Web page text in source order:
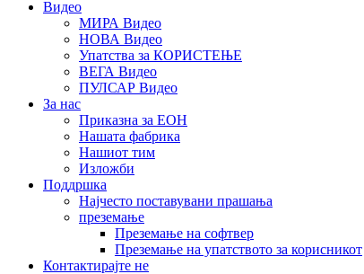
Видео
МИРА Видео
НОВА Видео
Упатства за КОРИСТЕЊЕ
ВЕГА Видео
ПУЛСАР Видео
За нас
Приказна за ЕОН
Нашата фабрика
Нашиот тим
Изложби
Поддршка
Најчесто поставувани прашања
преземање
Преземање на софтвер
Преземање на упатството за корисникот
Контактирајте не